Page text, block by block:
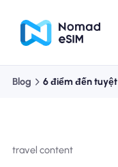
Blog
travel content